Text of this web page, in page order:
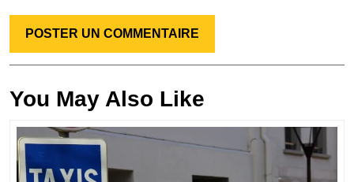
You May Also Like